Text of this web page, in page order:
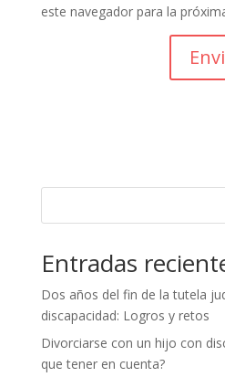
este navegador para la
Entradas
Dos años del fin de la tutela
discapacidad: Logros y retos
Divorciarse con un hijo con
que tener en cuenta?